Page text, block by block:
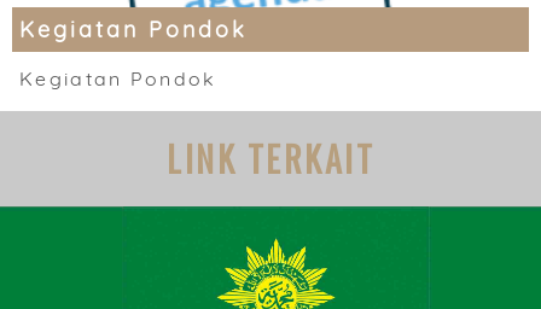
Kegiatan Pondok
Kegiatan Pondok
LINK TERKAIT